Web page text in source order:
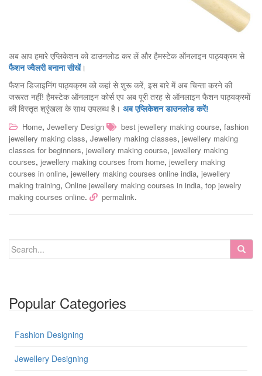
अब आप हमारे एप्लिकेशन को डाउनलोड कर लें और हैमस्टेक ऑनलाइन पाठ्यक्रम से
फैशन ज्वैलरी बनाना सीखें।
फैशन डिजाइनिंग पाठ्यक्रम को कहां से शुरू करें, इस बारे में अब चिन्ता करने की
जरूरत नहीं! हैमस्टेक ऑनलाइन कोर्स एप अब पूरी तरह से ऑनलाइन फैशन पाठ्यक्रमों
की विस्तृत श्रृंखला के साथ उपलब्ध है। अब एप्लिकेशन डाउनलोड करें!
Home, Jewellery Design best jewellery making course, fashion
jewellery making class, Jewellery making classes, jewellery making
classes for beginners, jewellery making course, jewellery making
courses, jewellery making courses from home, jewellery making
courses in online, jewellery making courses online india, jewellery
making training, Online jewellery making courses in india, top jewelry
making courses online. permalink.
Popular Categories
Fashion Designing
Jewellery Designing